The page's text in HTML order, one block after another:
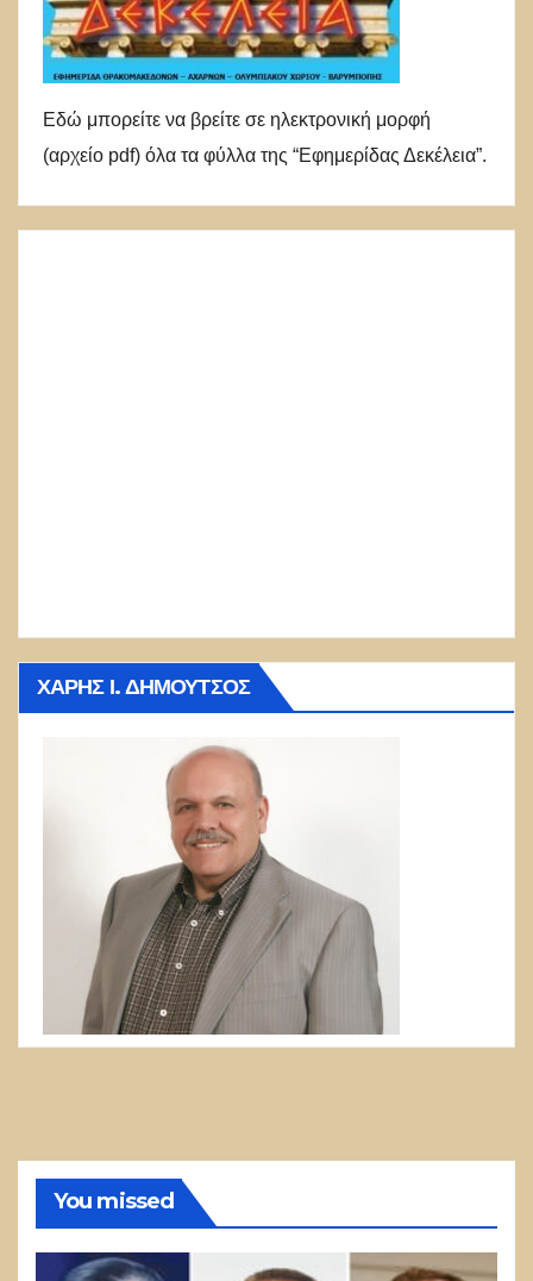
Εδώ μπορείτε να βρείτε σε ηλεκτρονική μορφή
(αρχείο pdf) όλα τα φύλλα της “Εφημερίδας Δεκέλεια”.
ΧΆΡΗΣ Ι. ΔΗΜΟΎΤΣΟΣ
You missed